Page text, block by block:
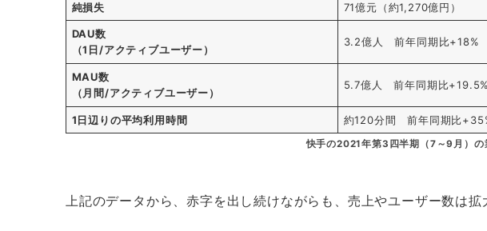
純損失 71億元（約1,270億円）
DAU数
（1日/アクティブユーザー）
3.2億人 前年同期比+18%
MAU数
（月間/アクティブユーザー）
5.7億人 前年同期比+19.5%
1日辺りの平均利用時間 約120分間 前年同期比
快手の2021年第3四半期（7～9月）の
上記のデータから、赤字を出し続けながらも、売上やユーザー数は拡